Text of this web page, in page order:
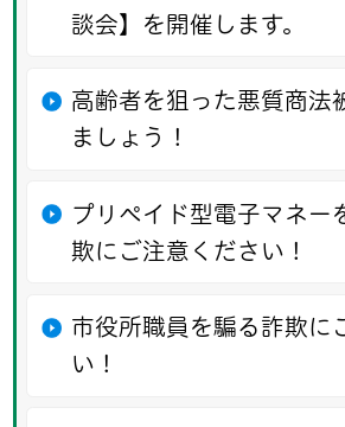
談会】を開催します。
高齢者を狙った悪質商法
ましょう！
プリペイド型電子マネー
欺にご注意ください！
市役所職員を騙る詐欺に
い！